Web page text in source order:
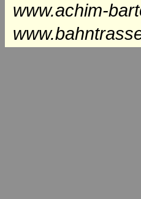
www.achim-